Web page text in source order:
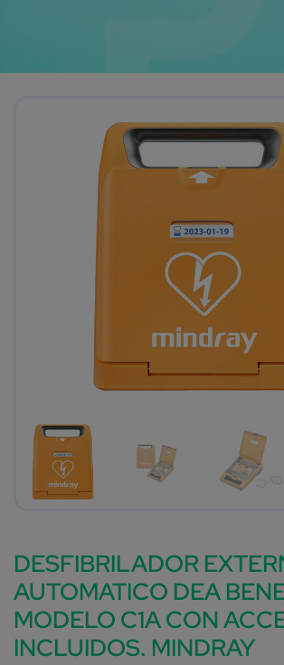
DESFIBRILADOR
AUTOMATICO DEA
MODELO C1A CON
INCLUIDOS. MINDRAY